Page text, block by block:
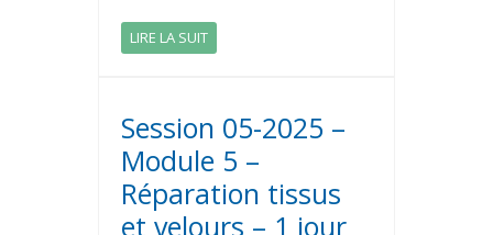
LIRE LA SUIT
Session 05-2025 –
Module 5 –
Réparation tissus
et velours – 1 jour